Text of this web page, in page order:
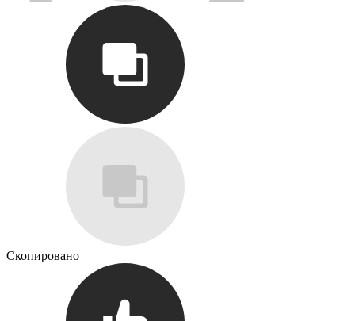
Скопировано